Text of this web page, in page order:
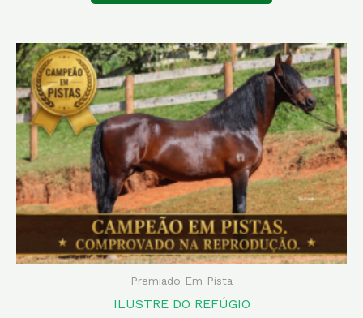
Premiado Em Pista
ILUSTRE DO REFÚGIO